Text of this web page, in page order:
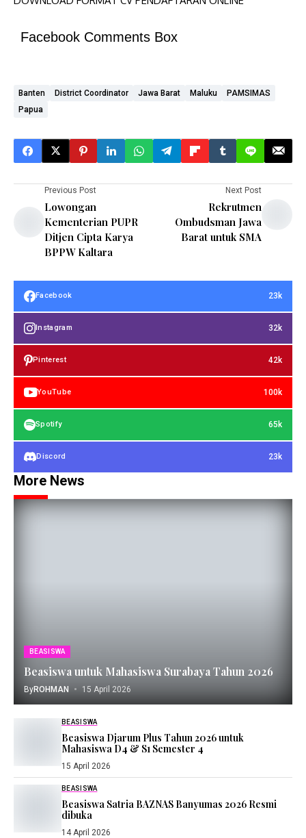
Facebook Comments Box
Banten District Coordinator Jawa Barat Maluku
PAMSIMAS
Papua
Previous Post
Lowongan
Kementerian PUPR
Ditjen Cipta Karya
BPPW Kaltara
Next Post
Rekrutmen
Ombudsman Jawa
Barat untuk SMA
Facebook 23k
Instagram 32k
Pinterest 42k
YouTube 100k
Spotify 65k
Discord 23k
More News
BEASISWA
Beasiswa untuk Mahasiswa Surabaya Tahun 2026
ByROHMAN 15 April 2026
BEASISWA
Beasiswa Djarum Plus Tahun 2026 untuk
Mahasiswa D4 & S1 Semester 4
15 April 2026
BEASISWA
Beasiswa Satria BAZNAS Banyumas 2026 Resmi
dibuka
14 April 2026